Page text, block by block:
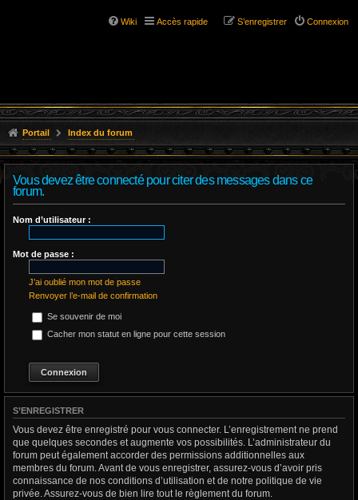
Wiki Accès rapide Connexion
S’enregistrer
Portail Index du forum
Vous devez être connecté pour citer des messages dans ce
forum.
Nom d’utilisateur :
Mot de passe :
J’ai oublié mon mot de passe
Renvoyer l’e-mail de confirmation
Se souvenir de moi
Cacher mon statut en ligne pour cette session
S’ENREGISTRER
Vous devez être enregistré pour vous connecter. L’enregistrement ne prend
que quelques secondes et augmente vos possibilités. L’administrateur du
forum peut également accorder des permissions additionnelles aux
membres du forum. Avant de vous enregistrer, assurez-vous d’avoir pris
connaissance de nos conditions d’utilisation et de notre politique de vie
privée. Assurez-vous de bien lire tout le règlement du forum.